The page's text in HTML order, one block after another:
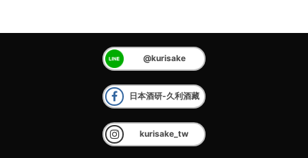
@kurisake
日本酒研-久利酒藏
kurisake_tw